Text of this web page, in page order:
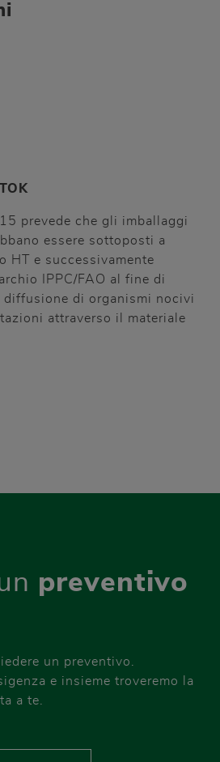
15 prevede che gli imballaggi
essere sottoposti a
HT e successivamente
IPPC/FAO al fine di
di organismi nocivi
attraverso il materiale
preventivo
un preventivo.
e insieme troveremo la
a te.